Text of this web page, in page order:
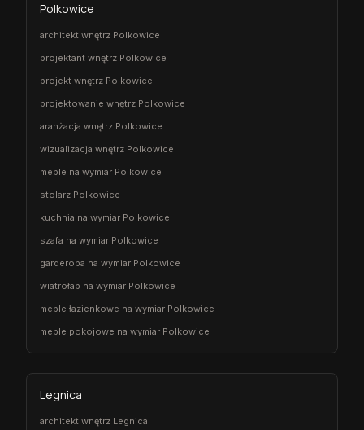
Polkowice
architekt wnętrz Polkowice
projektant wnętrz Polkowice
projekt wnętrz Polkowice
projektowanie wnętrz Polkowice
aranżacja wnętrz Polkowice
wizualizacja wnętrz Polkowice
meble na wymiar Polkowice
stolarz Polkowice
kuchnia na wymiar Polkowice
szafa na wymiar Polkowice
garderoba na wymiar Polkowice
wiatrołap na wymiar Polkowice
meble łazienkowe na wymiar Polkowice
meble pokojowe na wymiar Polkowice
Legnica
architekt wnętrz Legnica